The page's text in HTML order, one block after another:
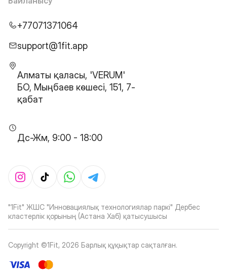
+77071371064
support@1fit.app
Алматы қаласы, 'VERUM'
БО, Мыңбаев көшесі, 151, 7-
қабат
Дс-Жм, 9:00 - 18:00
"1Fit" ЖШС "Инновациялық технологиялар паркі" Дербес
кластерлік қорының (Астана Хаб) қатысушысы
Copyright ©1Fit, 2026 Барлық құқықтар сақталған.